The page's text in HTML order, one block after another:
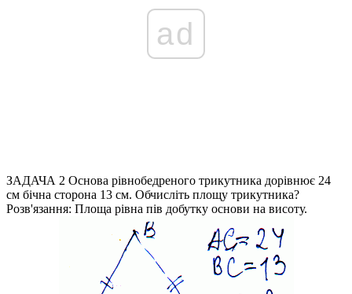
ad
ЗАДАЧА 2 Основа рівнобедреного трикутника дорівнює 24
см бічна сторона 13 см. Обчисліть площу трикутника?
Розв'язання: Площа рівна пів добутку основи на висоту.